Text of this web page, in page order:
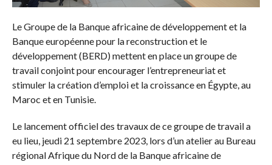
Le Groupe de la Banque africaine de développement et la
Banque européenne pour la reconstruction et le
développement (BERD) mettent en place un groupe de
travail conjoint pour encourager l’entrepreneuriat et
stimuler la création d’emploi et la croissance en Égypte, au
Maroc et en Tunisie.
Le lancement officiel des travaux de ce groupe de travail a
eu lieu, jeudi 21 septembre 2023, lors d’un atelier au Bureau
régional Afrique du Nord de la Banque africaine de